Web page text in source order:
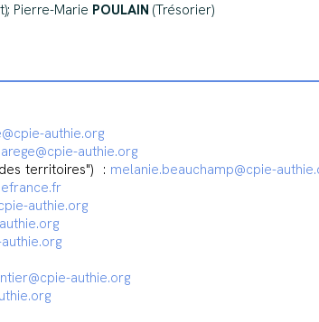
Pierre-Marie POULAIN (Trésorier)
authie.org
authie.org
territoires") : melanie.beauchamp@cpie-
authie.org
authie.org